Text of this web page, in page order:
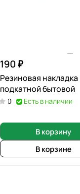
190 ₽
Резиновая
подкатной бытовой
0 Есть в наличии
В корзину
В корзине